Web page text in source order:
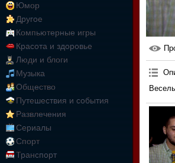
Юмор
Другое
Компьютерные игры
Красота и здоровье
Люди и блоги
Музыка
Общество
Путешествия и события
Развлечения
Сериалы
Спорт
Транспорт